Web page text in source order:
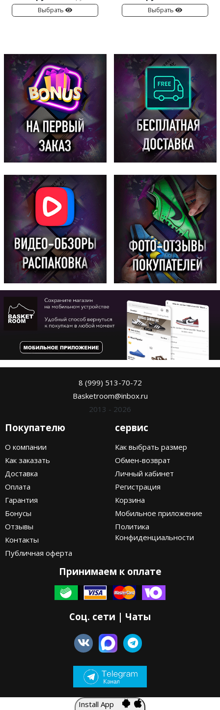
Выбрать Выбрать
8 (999) 513-70-72
Basketroom@inbox.ru
2013 - 2026
Покупателю
О компании
Как заказать
Доставка
Оплата
Гарантия
Бонусы
Отзывы
Контакты
Публичная оферта
сервис
Как выбрать размер
Обмен-возврат
Личный кабинет
Регистрация
Корзина
Мобильное приложение
Политика
Конфиденциальности
Принимаем к оплате
Соц. сети | Чаты
Install App